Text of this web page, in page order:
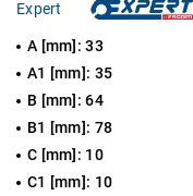
Expert
A [mm]: 33
A1 [mm]: 35
B [mm]: 64
B1 [mm]: 78
C [mm]: 10
C1 [mm]: 10